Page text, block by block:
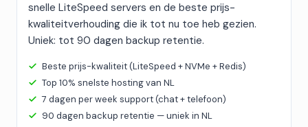
snelle LiteSpeed servers en de beste prijs-
kwaliteitverhouding die ik tot nu toe heb gezien.
Uniek: tot 90 dagen backup retentie.
Beste prijs-kwaliteit (LiteSpeed + NVMe + Redis)
Top 10% snelste hosting van NL
7 dagen per week support (chat + telefoon)
90 dagen backup retentie — uniek in NL